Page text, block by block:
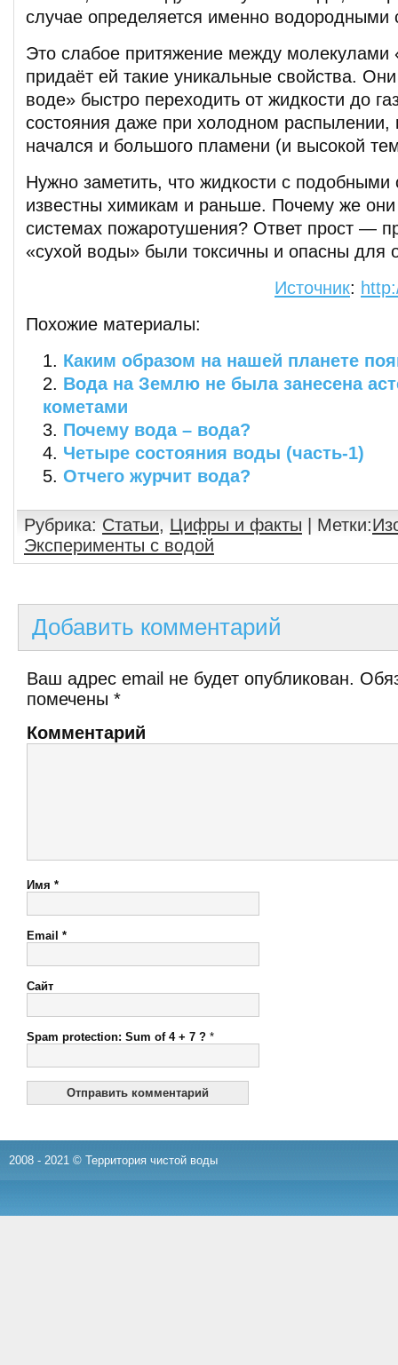
случае определяется именно водородными
Это слабое притяжение между молекулами
придаёт ей такие уникальные свойства.
воде» быстро переходить от жидкости до
состояния даже при холодном распылении,
начался и большого пламени (и высокой
Нужно заметить, что жидкости с
известны химикам и раньше. Почему же
системах пожаротушения? Ответ прост —
«сухой воды» были токсичны и опасны для
Источник:
Похожие материалы:
Каким образом на нашей планете
Вода на Землю не была занесена
кометами
Почему вода – вода?
Четыре состояния воды (часть-1)
Отчего журчит вода?
Рубрика: Статьи, Цифры и факты | Метки:
Эксперименты с водой
Добавить комментарий
Ваш адрес email не будет опубликован.
помечены *
Комментарий
Имя *
Email *
Сайт
Spam protection: Sum of 4 + 7 ? *
2008 - 2021 © Территория чистой воды